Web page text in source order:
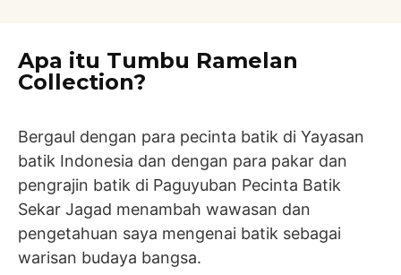
Apa itu Tumbu Ramelan
Collection?
Bergaul dengan para pecinta batik di Yayasan
batik Indonesia dan dengan para pakar dan
pengrajin batik di Paguyuban Pecinta Batik
Sekar Jagad menambah wawasan dan
pengetahuan saya mengenai batik sebagai
warisan budaya bangsa.